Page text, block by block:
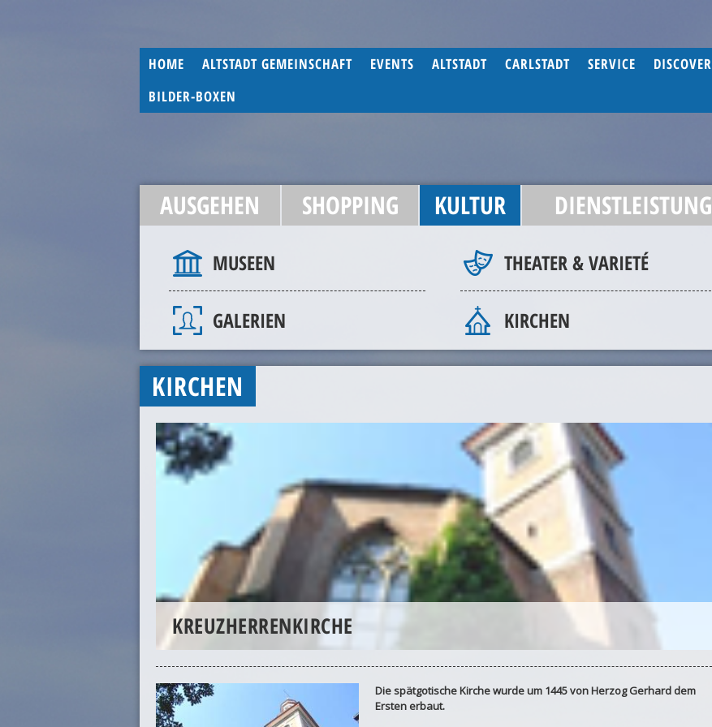
HOME ALTSTADT GEMEINSCHAFT EVENTS ALTSTADT CARLSTADT SERVICE
DISCOVER
BILDER-BOXEN
AUSGEHEN SHOPPING KULTUR DIENSTLEISTUNG
MUSEEN
GALERIEN
THEATER & VARIETÉ
KIRCHEN
KIRCHEN
KREUZHERRENKIRCHE
Die spätgotische Kirche wurde um 1445 von Herzog Gerhard dem
Ersten erbaut.